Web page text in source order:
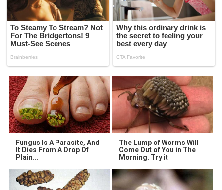
Fungus Is A Parasite, And
It Dies From A Drop Of
Plain...
The Lump of Worms Will
Come Out of You in The
Morning. Try it